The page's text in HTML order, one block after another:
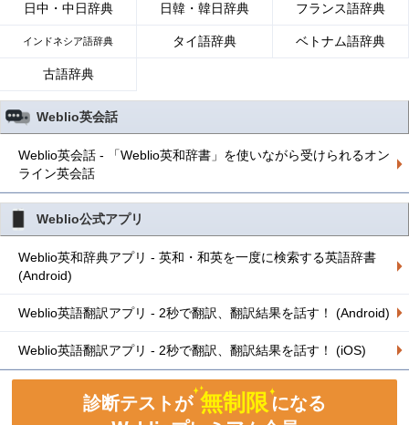
日中・中日辞典 日韓・韓日辞典 フランス語辞典
インドネシア語辞典 タイ語辞典 ベトナム語辞典
古語辞典
Weblio英会話
Weblio英会話 - 「Weblio英和辞書」を使いながら受けられるオン
ライン英会話
Weblio公式アプリ
Weblio英和辞典アプリ - 英和・和英を一度に検索する英語辞書
(Android)
Weblio英語翻訳アプリ - 2秒で翻訳、翻訳結果を話す！ (Android)
Weblio英語翻訳アプリ - 2秒で翻訳、翻訳結果を話す！ (iOS)
診断テストが 無制限になる